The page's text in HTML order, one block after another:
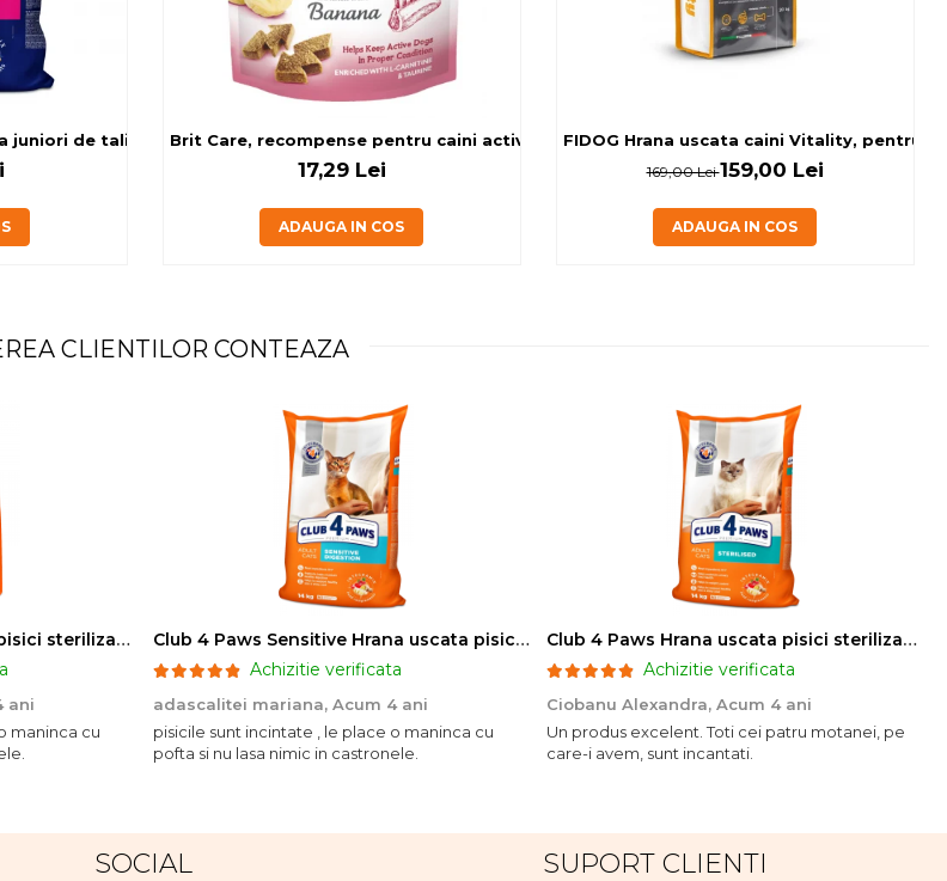
juniori de talie mare, cu pui, 14kgBrit Care, recompense pentru caini activi, cu banane si miel, 0.15kg
17,29 Lei
ADAUGA IN COS
FIDOG Hrana uscata caini Vitality, pentru
169,00 Lei159,00 Lei
ADAUGA IN COS
CLIENTILOR CONTEAZA
Club 4 Paws Hrana uscata pisici sterilizate, 2kg
ani
maninca cu
Club 4 Paws Sensitive Hrana uscata pisici adulte, 14kg
Achizitie verificata
adascalitei mariana, Acum 4 ani
pisicile sunt incintate , le place o maninca cu
pofta si nu lasa nimic in castronele.
Club 4 Paws Hrana uscata pisici sterilizate, 14kg
Achizitie verificata
Ciobanu Alexandra, Acum 4 ani
Un produs excelent. Toti cei patru motanei, pe
care-i avem, sunt incantati.
SOCIAL SUPORT CLIENTI